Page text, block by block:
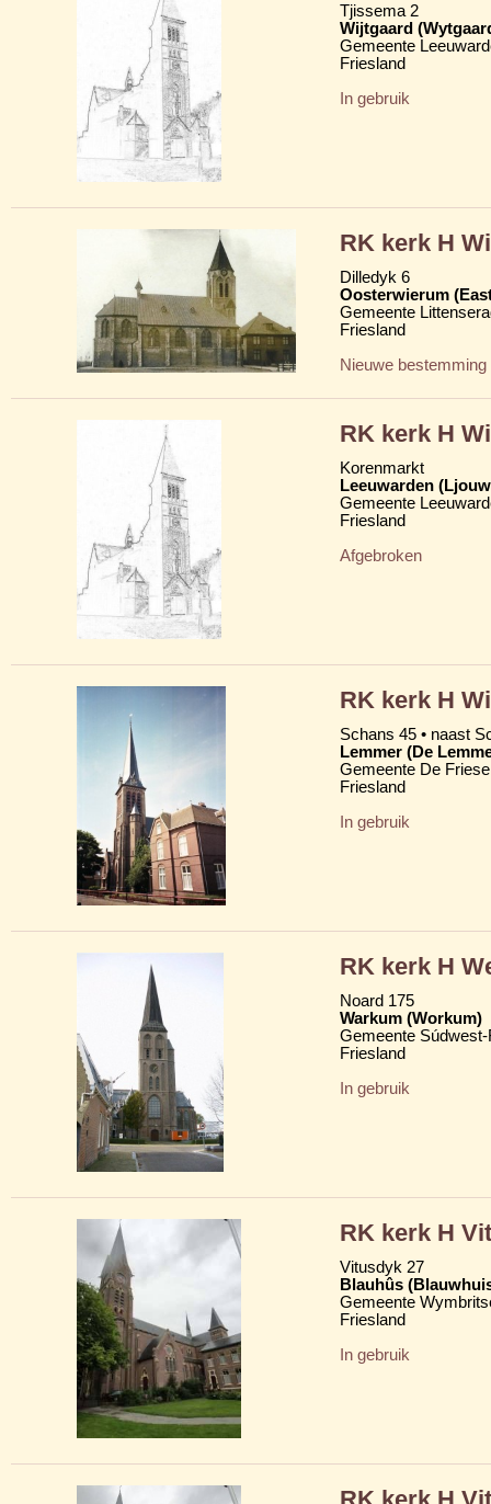
Tjissema 2
Wijtgaard
Gemeente
Friesland
In gebruik
RK kerk H
Dilledyk 6
Oosterwierum
Gemeente
Friesland
Nieuwe bestemming
RK kerk H
Korenmarkt
Leeuwarden
Gemeente
Friesland
Afgebroken
RK kerk H
Schans 45 • naast
Lemmer (De
Gemeente De
Friesland
In gebruik
RK kerk H
Noard 175
Warkum (Workum)
Gemeente
Friesland
In gebruik
RK kerk H
Vitusdyk 27
Blauhûs
Gemeente
Friesland
In gebruik